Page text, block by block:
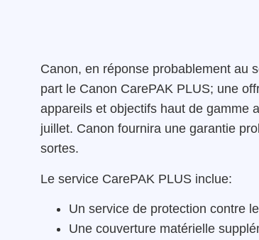
Canon, en réponse probablement au
part le Canon CarePAK PLUS; une
appareils et objectifs haut de gamme
juillet. Canon fournira une garantie
sortes.
Le service CarePAK PLUS inclue:
Un service de protection contre
Une couverture matérielle